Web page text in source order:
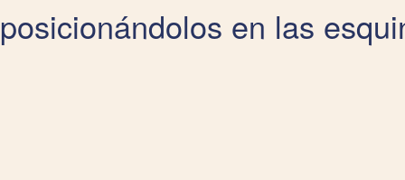
posicionándolos en las